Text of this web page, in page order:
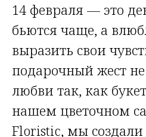
14 февраля — это
бьются чаще, а
выразить свои
подарочный жест
любви так, как
нашем цветочном
Floristic, мы создали